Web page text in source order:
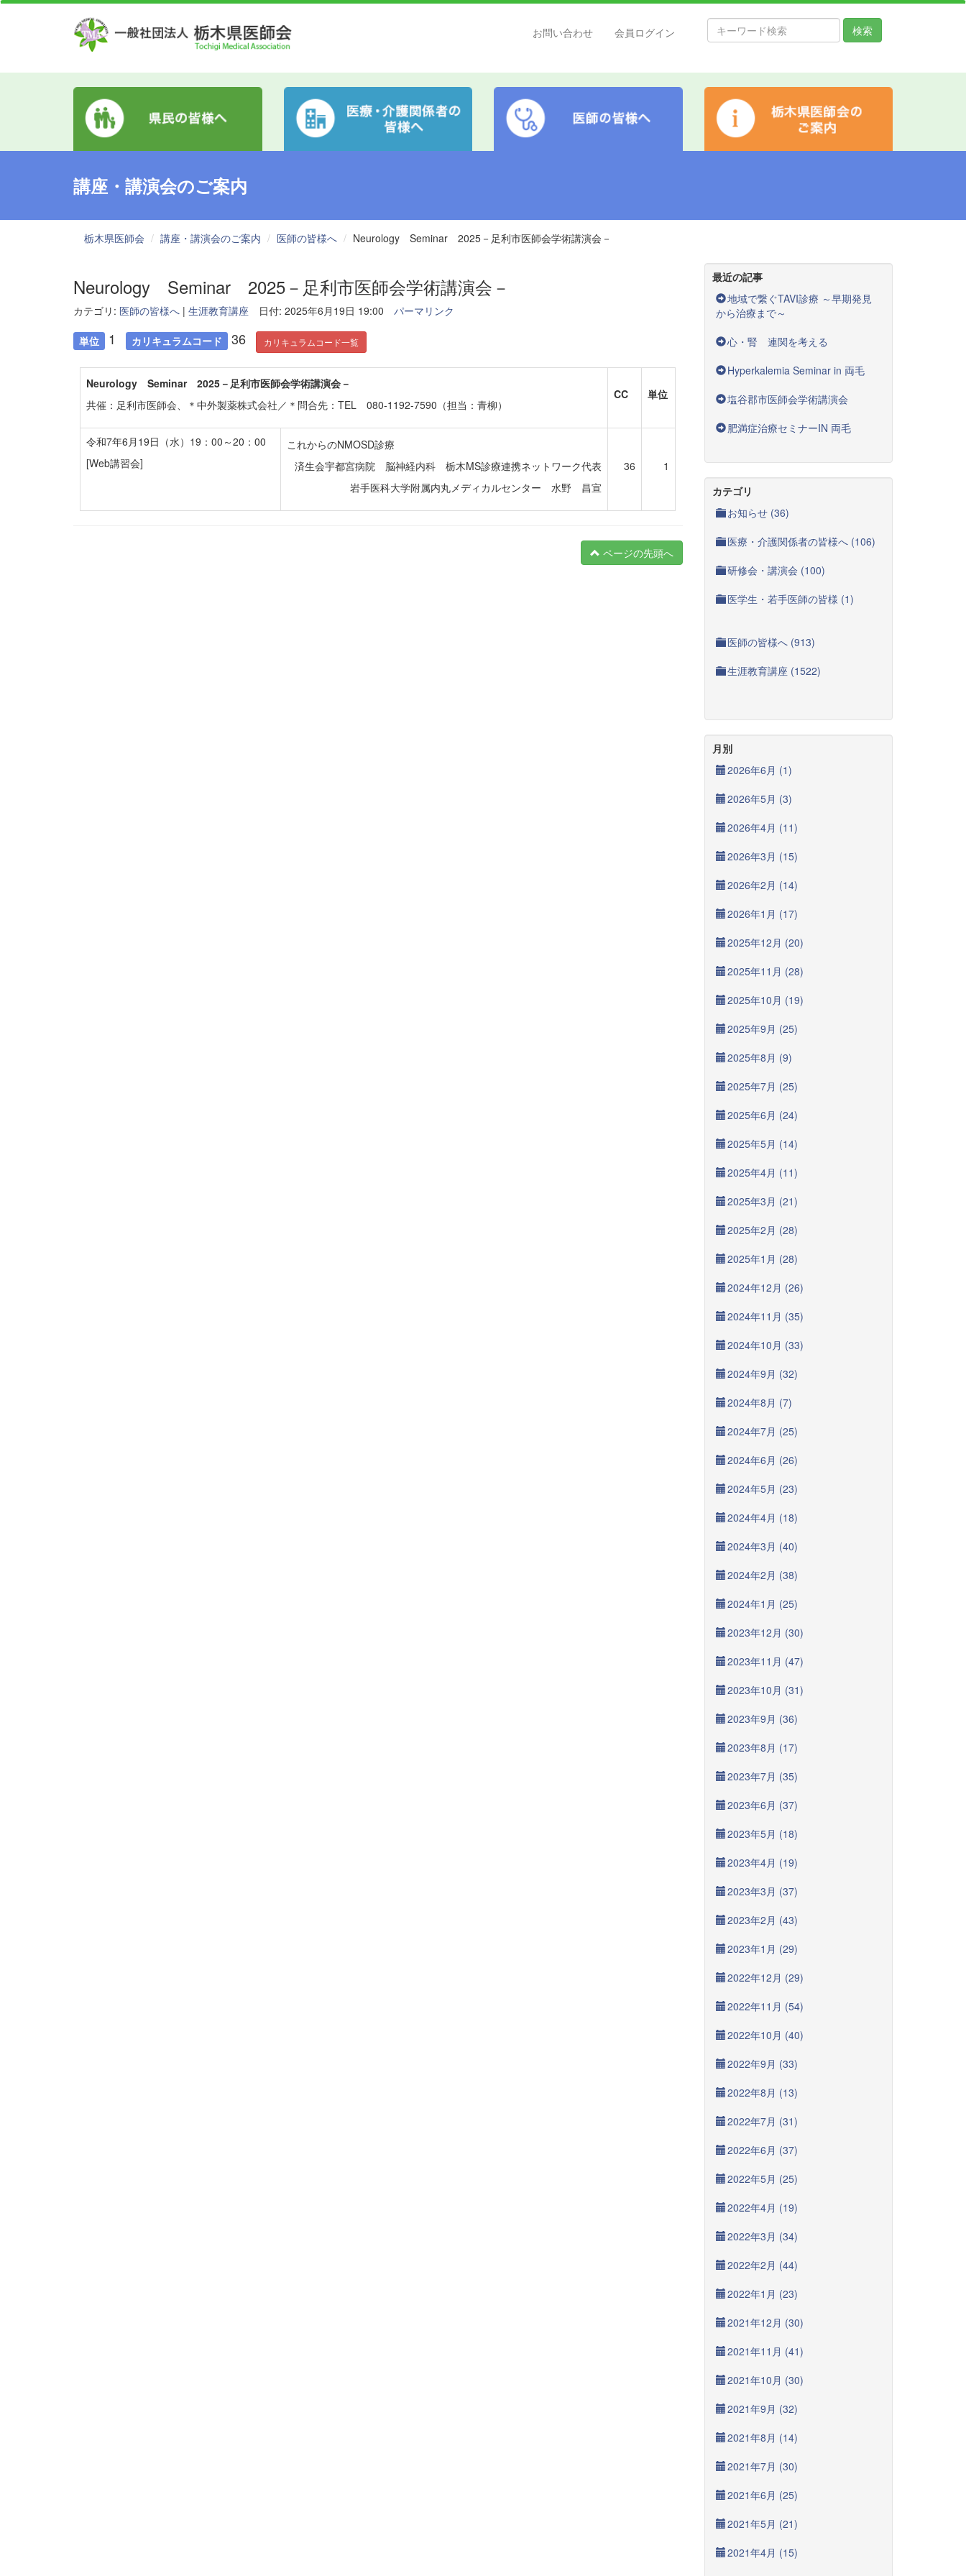
検索
お問い合わせ 会員ログイン
講座・講演会のご案内
栃木県医師会 講座・講演会のご案内 医師の皆様へ Neurology Seminar 2025－足利市医師会学術講演会－
Neurology Seminar 2025－足利市医師会学術講演会－
カテゴリ: 医師の皆様へ | 生涯教育講座 日付: 2025年6月19日 19:00 パーマリンク
単位 1 カリキュラムコード 36 カリキュラムコード一覧
Neurology Seminar 2025－足利市医師会学術講演会－
共催：足利市医師会、＊中外製薬株式会社／＊問合先：TEL 080-1192-7590（担当：青柳）
CC 単位
令和7年6月19日（水）19：00～20：00
[Web講習会]
これからのNMOSD診療
済生会宇都宮病院 脳神経内科 栃木MS診療連携ネットワーク代表
岩手医科大学附属内丸メディカルセンター 水野 昌宣
36 1
ページの先頭へ
最近の記事
地域で繋ぐTAVI診療 ～早期発見
から治療まで～
心・腎 連関を考える
Hyperkalemia Seminar in 両毛
塩谷郡市医師会学術講演会
肥満症治療セミナーIN 両毛
カテゴリ
お知らせ (36)
医療・介護関係者の皆様へ (106)
研修会・講演会 (100)
医学生・若手医師の皆様 (1)
医師の皆様へ (913)
生涯教育講座 (1522)
月別
2026年6月 (1)
2026年5月 (3)
2026年4月 (11)
2026年3月 (15)
2026年2月 (14)
2026年1月 (17)
2025年12月 (20)
2025年11月 (28)
2025年10月 (19)
2025年9月 (25)
2025年8月 (9)
2025年7月 (25)
2025年6月 (24)
2025年5月 (14)
2025年4月 (11)
2025年3月 (21)
2025年2月 (28)
2025年1月 (28)
2024年12月 (26)
2024年11月 (35)
2024年10月 (33)
2024年9月 (32)
2024年8月 (7)
2024年7月 (25)
2024年6月 (26)
2024年5月 (23)
2024年4月 (18)
2024年3月 (40)
2024年2月 (38)
2024年1月 (25)
2023年12月 (30)
2023年11月 (47)
2023年10月 (31)
2023年9月 (36)
2023年8月 (17)
2023年7月 (35)
2023年6月 (37)
2023年5月 (18)
2023年4月 (19)
2023年3月 (37)
2023年2月 (43)
2023年1月 (29)
2022年12月 (29)
2022年11月 (54)
2022年10月 (40)
2022年9月 (33)
2022年8月 (13)
2022年7月 (31)
2022年6月 (37)
2022年5月 (25)
2022年4月 (19)
2022年3月 (34)
2022年2月 (44)
2022年1月 (23)
2021年12月 (30)
2021年11月 (41)
2021年10月 (30)
2021年9月 (32)
2021年8月 (14)
2021年7月 (30)
2021年6月 (25)
2021年5月 (21)
2021年4月 (15)